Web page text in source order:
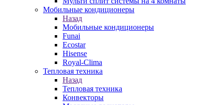
Мобильные кондиционеры
Назад
Мобильные кондиционеры
Funai
Ecostar
Hisense
Royal-Clima
Тепловая техника
Назад
Тепловая техника
Конвекторы